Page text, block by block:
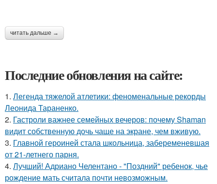
читать дальше →
Последние обновления на сайте:
1. Легенда тяжелой атлетики: феноменальные рекорды
Леонида Тараненко.
2. Гастроли важнее семейных вечеров: почему Shaman
видит собственную дочь чаще на экране, чем вживую.
3. Главной героиней стала школьница, забеременевшая
от 21-летнего парня.
4. Лучший! Адриано Челентано - "Поздний" ребенок, чье
рождение мать считала почти невозможным.